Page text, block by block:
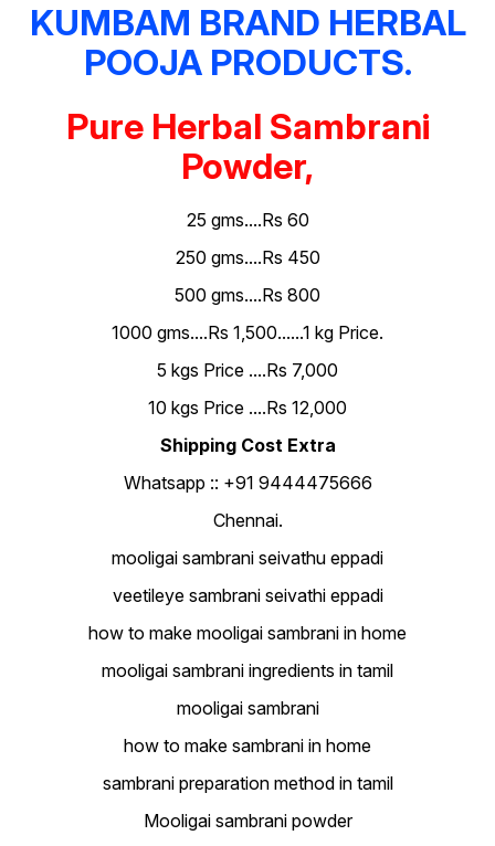
KUMBAM BRAND HERBAL
POOJA PRODUCTS.
Pure Herbal Sambrani
Powder,
25 gms....Rs 60
250 gms....Rs 450
500 gms....Rs 800
1000 gms....Rs 1,500......1 kg Price.
5 kgs Price ....Rs 7,000
10 kgs Price ....Rs 12,000
Shipping Cost Extra
Whatsapp :: +91 9444475666
Chennai.
mooligai sambrani seivathu eppadi
veetileye sambrani seivathi eppadi
how to make mooligai sambrani in home
mooligai sambrani ingredients in tamil
mooligai sambrani
how to make sambrani in home
sambrani preparation method in tamil
Mooligai sambrani powder